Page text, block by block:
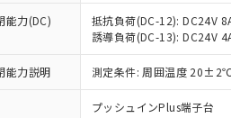
能力(DC)
抵抗負荷(DC-12): DC24V 8A/
誘導負荷(DC-13): DC24V 4A/
能力説明 測定条件: 周囲温度 20±2℃、
プッシュインPlus端子台
社在庫状況および標準価格
提供させていただくもので
機器事業取扱商品の中には、
スの対象外となる商品もある
了承ください。
況を調査中または確認中の
センス料など無形物で、有
係のない商品です。
有品と判明した場合などや
質材料含有率が中国RoHSの
ることを示します。
質材料含有率が中国RoHSの
いることを示します。
これら貴社製品のうち、外国